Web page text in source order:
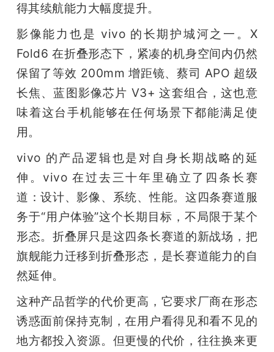
得其续航能力大幅度提升。
影像能力也是 vivo 的长期护城河之一。X
Fold6 在折叠形态下，紧凑的机身空间内仍然
保留了等效 200mm 增距镜、蔡司 APO 超级
长焦、蓝图影像芯片 V3+ 这套组合，这也意
味着这台手机能够在任何场景下都能满足使
用。
vivo 的产品逻辑也是对自身长期战略的延
伸。vivo 在过去三十年里确立了四条长赛
道：设计、影像、系统、性能。这四条赛道服
务于“用户体验”这个长期目标，不局限于某个
形态。折叠屏只是这四条长赛道的新战场，把
旗舰能力迁移到折叠形态，是长赛道能力的自
然延伸。
这种产品哲学的代价更高，它要求厂商在形态
诱惑面前保持克制，在用户看得见和看不见的
地方都投入资源。但更慢的代价，往往换来更